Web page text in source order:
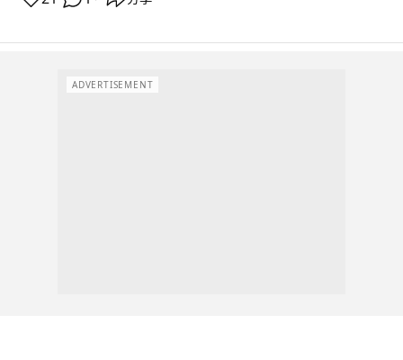
ADVERTISEMENT